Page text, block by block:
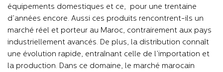
équipements domestiques et ce, pour une trentaine
d’années encore. Aussi ces produits rencontrent-ils un
marché réel et porteur au Maroc, contrairement aux pays
industriellement avancés. De plus, la distribution connaît
une évolution rapide, entraînant celle de l’importation et
la production. Dans ce domaine, le marché marocain